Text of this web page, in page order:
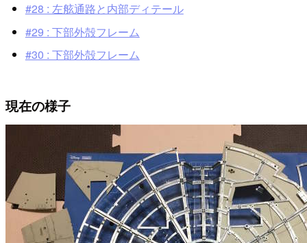
#28 : 左舷通路と内部ディテール
#29 : 下部外殻フレーム
#30 : 下部外殻フレーム
現在の様子